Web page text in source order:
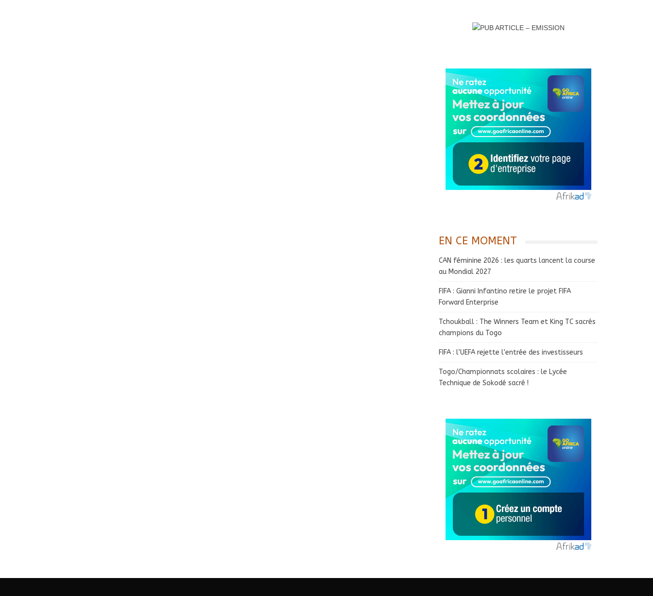
EN CE MOMENT
CAN féminine 2026 : les quarts lancent la course
au Mondial 2027
FIFA : Gianni Infantino retire le projet FIFA
Forward Enterprise
Tchoukball : The Winners Team et King TC sacrés
champions du Togo
FIFA : l’UEFA rejette l’entrée des investisseurs
Togo/Championnats scolaires : le Lycée
Technique de Sokodé sacré !